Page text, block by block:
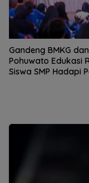
Gandeng BMKG
Pohuwato Edukasi
Siswa SMP Hadapi